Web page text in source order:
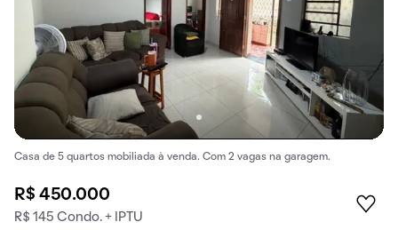
Casa de 5 quartos mobiliada à venda. Com 2 vagas na garagem.
R$ 450.000
R$ 145 Condo. + IPTU